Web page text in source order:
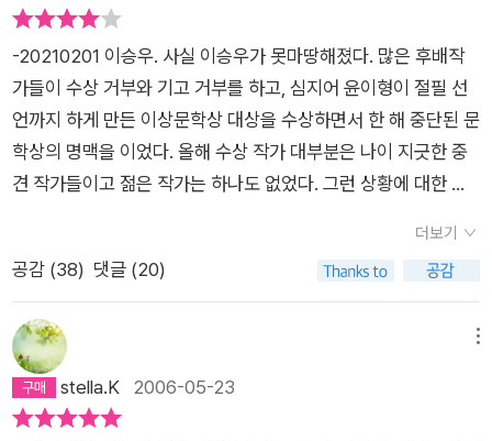
-20210201 이승우. 사실 이승우가 못마땅해졌다. 많은 후배작
가들이 수상 거부와 기고 거부를 하고, 심지어 윤이형이 절필 선
언까지 하게 만든 이상문학상 대상을 수상하면서 한 해 중단된 문
학상의 명맥을 이었다. 올해 수상 작가 대부분은 나이 지긋한 중
견 작가들이고 젊은 작가는 하나도 없었다. 그런 상황에 대한 코
다. 뭐, 소설가 입장에서는 수록 지면이 사라지고 문학상이 없어
지는 게 문제라고 생각하고 그거 막겠다는 사명감 같은 걸로 수상
수락을 할 수도 있겠지만, 후배들이 불공정한 관행 없애 보겠다고
그렇게 목소리 내고 난리였는데 개선이라 해야되나 어쨌거나 출
판사가 시정안을 내놓은 뒤에 곶감만 쏙 꺼내 먹는 걸로 밖에 안
보였다. 그래도 뭐 사 놓은 책이니 뭐라고 하나 읽어 보았다. 뻔하
더보기
공감 (38) 댓글 (20)
stella.K 2006-05-23